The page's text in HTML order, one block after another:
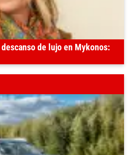
de lujo en Mykonos: